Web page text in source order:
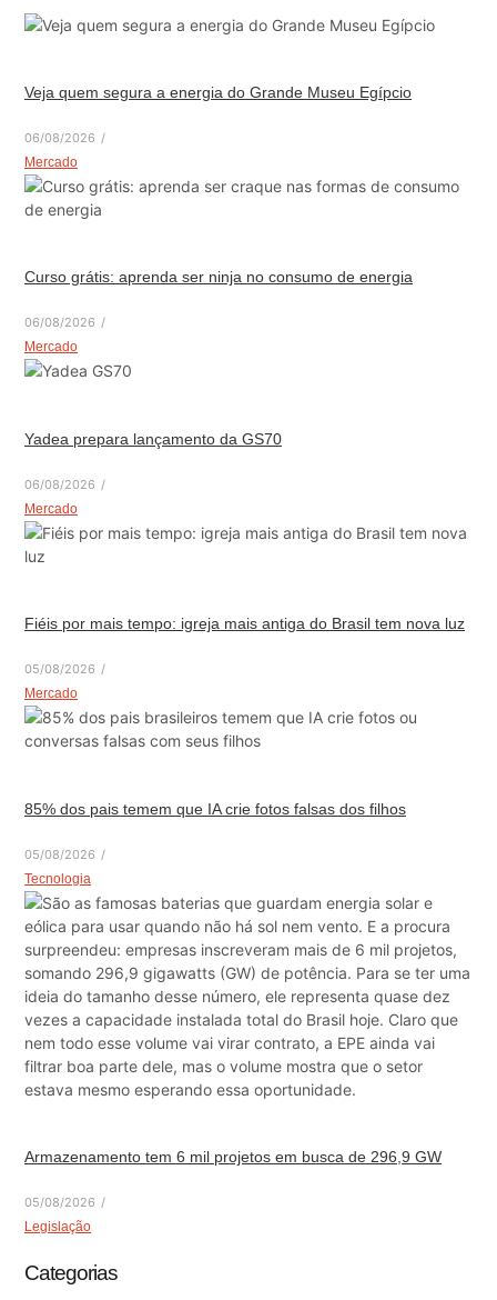
Veja quem segura a energia do Grande Museu Egípcio
06/08/2026 /
Mercado
Curso grátis: aprenda ser ninja no consumo de energia
06/08/2026 /
Mercado
Yadea prepara lançamento da GS70
06/08/2026 /
Mercado
Fiéis por mais tempo: igreja mais antiga do Brasil tem nova luz
05/08/2026 /
Mercado
85% dos pais temem que IA crie fotos falsas dos filhos
05/08/2026 /
Tecnologia
Armazenamento tem 6 mil projetos em busca de 296,9 GW
05/08/2026 /
Legislação
Categorias